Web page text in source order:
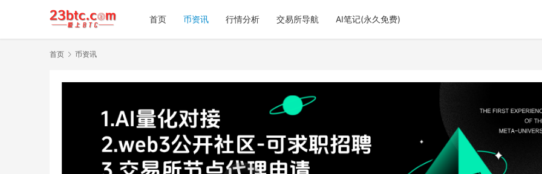
首页 币资讯 行情分析 交易所导航 AI笔记(永久免费)
首页 币资讯